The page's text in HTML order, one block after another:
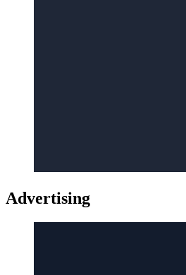
Advertising